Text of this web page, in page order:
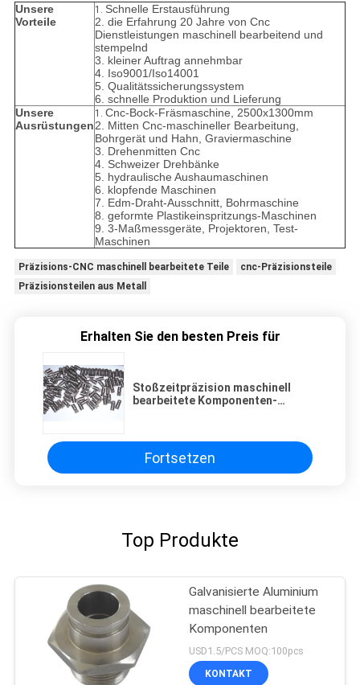
Unsere
Vorteile
1. Schnelle Erstausführung
2. die Erfahrung 20 Jahre von Cnc
Dienstleistungen maschinell bearbeitend und
stempelnd
3. kleiner Auftrag annehmbar
4. Iso9001/Iso14001
5. Qualitätssicherungssystem
6. schnelle Produktion und Lieferung
Unsere
Ausrüstungen
1. Cnc-Bock-Fräsmaschine, 2500x1300mm
2. Mitten Cnc-maschineller Bearbeitung,
Bohrgerät und Hahn, Graviermaschine
3. Drehenmitten Cnc
4. Schweizer Drehbänke
5. hydraulische Aushaumaschinen
6. klopfende Maschinen
7. Edm-Draht-Ausschnitt, Bohrmaschine
8. geformte Plastikeinspritzungs-Maschinen
9. 3-Maßmessgeräte, Projektoren, Test-
Maschinen
Präzisions-CNC maschinell bearbeitete Teile
cnc-Präzisionsteile
Präzisionsteilen aus Metall
Erhalten Sie den besten Preis für
Stoßzeitpräzision maschinell
bearbeitete Komponenten-
Fortsetzen
Top Produkte
Galvanisierte Aluminium
maschinell bearbeitete
Komponenten
USD1.5/PCS MOQ:100pcs
KONTAKT